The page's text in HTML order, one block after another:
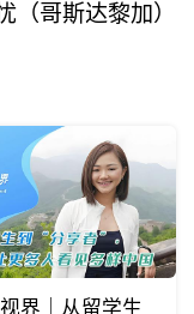
哥斯达黎加）
界｜从留学生